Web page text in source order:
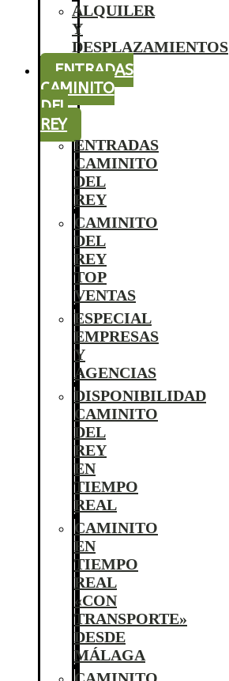
ALQUILER
Y
DESPLAZAMIENTOS
ENTRADAS
CAMINITO
DEL
REY
ENTRADAS
CAMINITO
DEL
REY
CAMINITO
DEL
REY
TOP
VENTAS
ESPECIAL
EMPRESAS
Y
AGENCIAS
DISPONIBILIDAD
CAMINITO
DEL
REY
EN
TIEMPO
REAL
CAMINITO
EN
TIEMPO
REAL
«CON
TRANSPORTE»
DESDE
MÁLAGA